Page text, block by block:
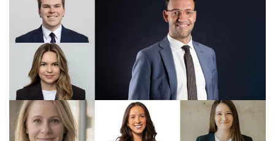
La Rédaction de Droit-inc.com